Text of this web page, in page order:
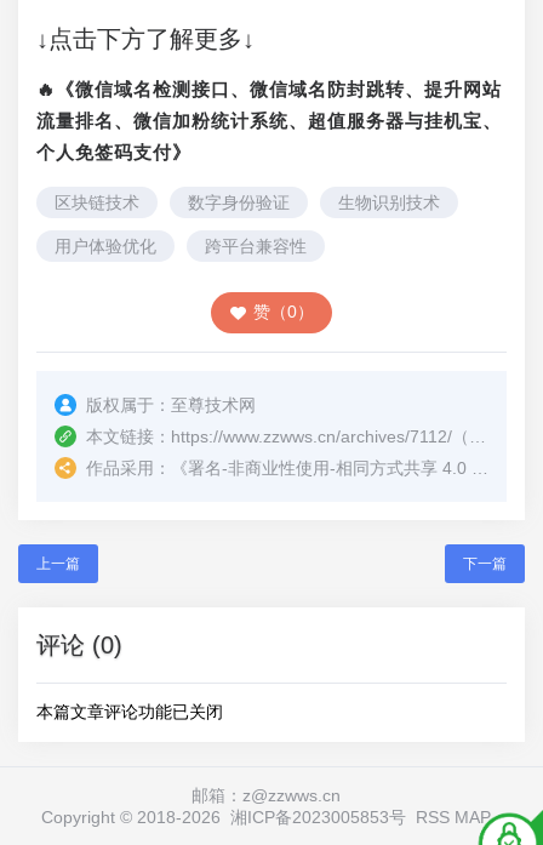
↓点击下方了解更多↓
🔥《微信域名检测接口、微信域名防封跳转、提升网站
流量排名、微信加粉统计系统、超值服务器与挂机宝、
个人免签码支付》
区块链技术 数字身份验证 生物识别技术
用户体验优化 跨平台兼容性
赞（0）
版权属于： 至尊技术网
本文链接： https://www.zzwws.cn/archives/7112/ （转载时请注明本文出处及文章链接）
作品采用：
《署名-非商业性使用-相同方式共享 4.0 国际 (CC BY-NC-SA 4.0)
上一篇 下一篇
评论 (0)
本篇文章评论功能已关闭
邮箱：z@zzwws.cn
Copyright © 2018-2026 湘ICP备2023005853号 RSS MAP